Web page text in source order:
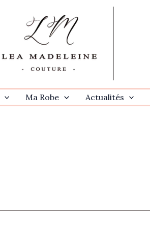
Ma Robe Actualités